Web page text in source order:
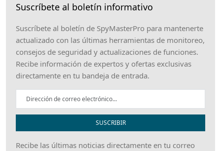
Suscríbete al boletín informativo
Suscríbete al boletín de SpyMasterPro para mantenerte
actualizado con las últimas herramientas de monitoreo,
consejos de seguridad y actualizaciones de funciones.
Recibe información de expertos y ofertas exclusivas
directamente en tu bandeja de entrada.
SUSCRIBIR
Recibe las últimas noticias directamente en tu correo